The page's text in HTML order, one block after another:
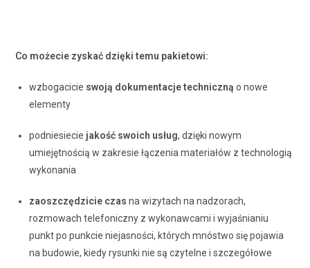
Co możecie zyskać dzięki temu pakietowi:
wzbogacicie swoją dokumentacje techniczną o nowe
elementy
podniesiecie jakość swoich usług, dzięki nowym
umiejętnością w zakresie łączenia materiałów z technologią
wykonania
zaoszczędzicie czas na wizytach na nadzorach,
rozmowach telefoniczny z wykonawcami i wyjaśnianiu
punkt po punkcie niejasności, których mnóstwo się pojawia
na budowie, kiedy rysunki nie są czytelne i szczegółowe